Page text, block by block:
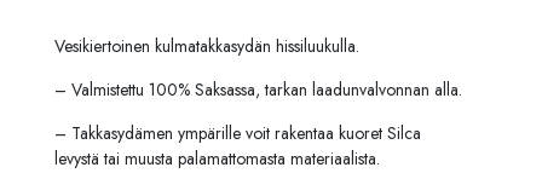
Vesikiertoinen kulmatakkasydän hissiluukulla.
– Valmistettu 100% Saksassa, tarkan laadunvalvonnan alla.
– Takkasydämen ympärille voit rakentaa kuoret Silca
levystä tai muusta palamattomasta materiaalista.